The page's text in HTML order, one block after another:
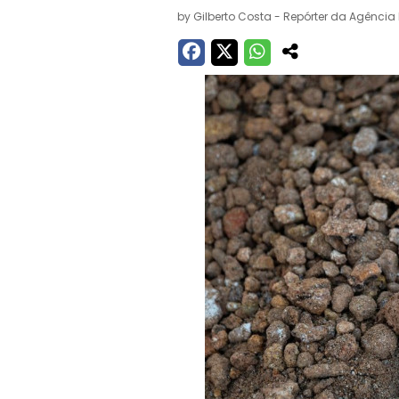
by Gilberto Costa - Repórter da Agência